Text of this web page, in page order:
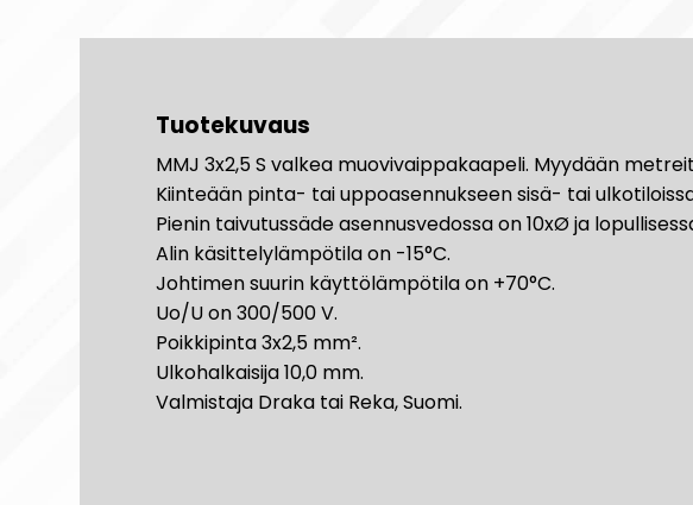
Tuotekuvaus
MMJ 3x2,5 S valkea muovivaippakaapeli. Myydään
Kiinteään pinta- tai uppoasennukseen sisä- tai
Pienin taivutussäde asennusvedossa on 10xØ ja
Alin käsittelylämpötila on -15°C.
Johtimen suurin käyttölämpötila on +70°C.
Uo/U on 300/500 V.
Poikkipinta 3x2,5 mm².
Ulkohalkaisija 10,0 mm.
Valmistaja Draka tai Reka, Suomi.